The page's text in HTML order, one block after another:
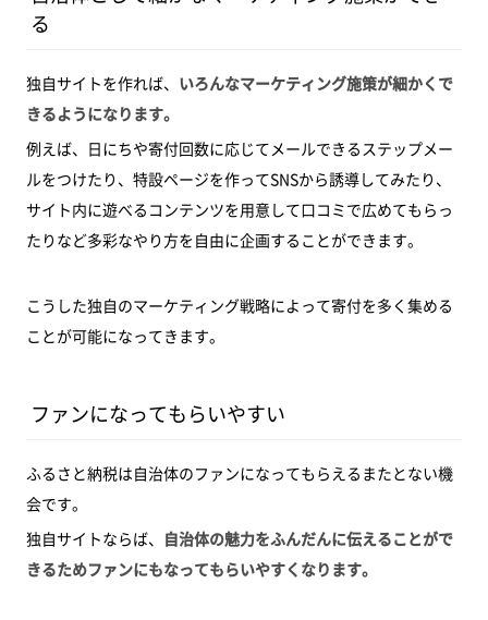
る
独自サイトを作れば、 いろんなマーケティング施策が細かくで
きるようになります。
例えば、日にちや寄付回数に応じてメールできるステップメー
ルをつけたり、特設ページを作ってSNSから誘導してみたり、
サイト内に遊べるコンテンツを用意して口コミで広めてもらっ
たりなど多彩なやり方を自由に企画することができます。
こうした独自のマーケティング戦略によって寄付を多く集める
ことが可能になってきます。
ファンになってもらいやすい
ふるさと納税は自治体のファンになってもらえるまたとない機
会です。
独自サイトならば、 自治体の魅力をふんだんに伝えることがで
きるためファンにもなってもらいやすくなります。